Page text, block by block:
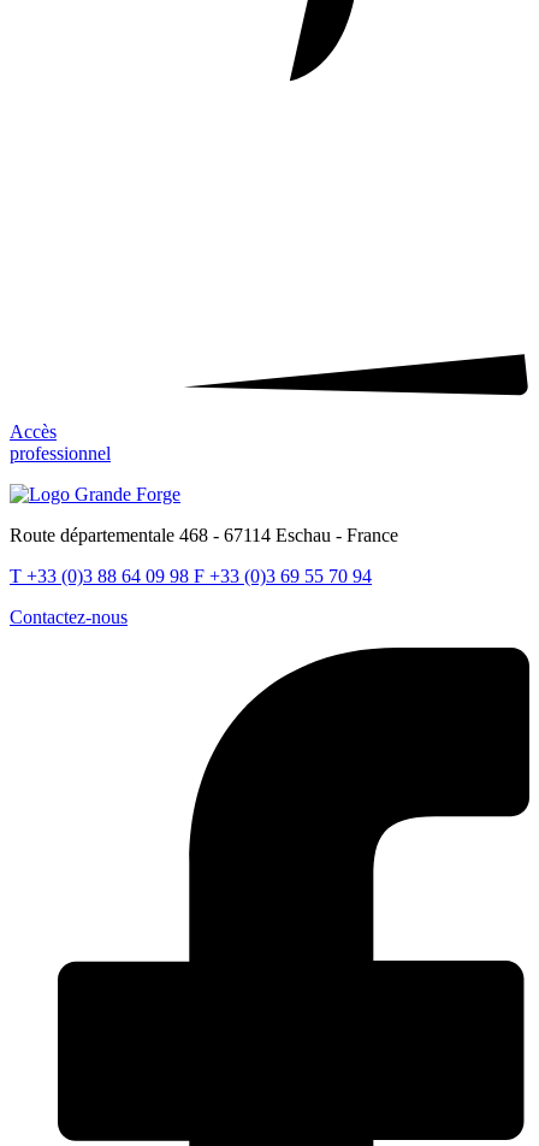
Accès
professionnel
Route départementale 468 - 67114 Eschau - France
T +33 (0)3 88 64 09 98 F +33 (0)3 69 55 70 94
Contactez-nous